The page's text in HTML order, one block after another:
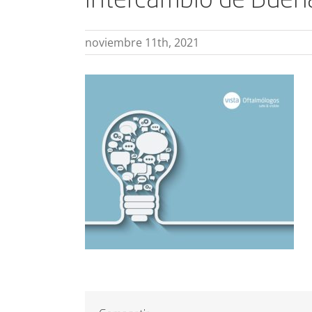
noviembre 11th, 2021